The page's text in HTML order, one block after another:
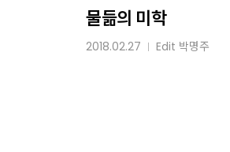
미학
물듦의 미학
2018.02.27 Edit 박명주